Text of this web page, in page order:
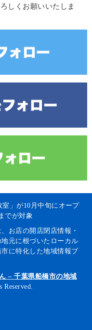
しくお願いいたしま
」が10月中旬にオープ
でが対象
お店の開店閉店情報・
元に根づいたローカル
に特化した地域情報ブ
– 千葉県船橋市の地域